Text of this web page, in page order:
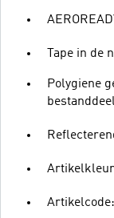
Tape in de
Polygiene
Artikelcode: